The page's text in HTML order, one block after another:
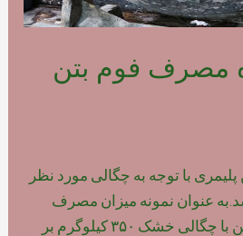
مصرف فوم بتن
با توجه به چگالی مورد نظر
عنوان نمونه میزان مصرف
فوم بتن پلیمری برای بتن با چگالی خشک ۳۵۰ کیلوگرم بر